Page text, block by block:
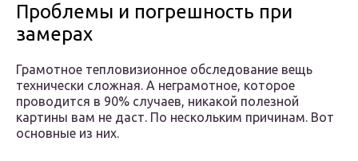
Проблемы и погрешность при
замерах
Грамотное тепловизионное обследование вещь
технически сложная. А неграмотное, которое
проводится в 90% случаев, никакой полезной
картины вам не даст. По нескольким причинам. Вот
основные из них.